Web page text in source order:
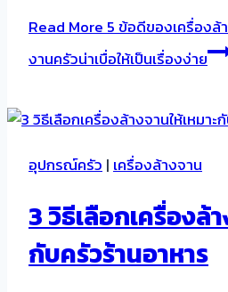
Read More 5 ข้อดีของเครื่องล้
งานครัวน่าเบื่อให้เป็นเรื่องง่าย
อุปกรณ์ครัว | เครื่องล้างจาน
3 วิธีเลือกเครื่องล้า
กับครัวร้านอาหาร